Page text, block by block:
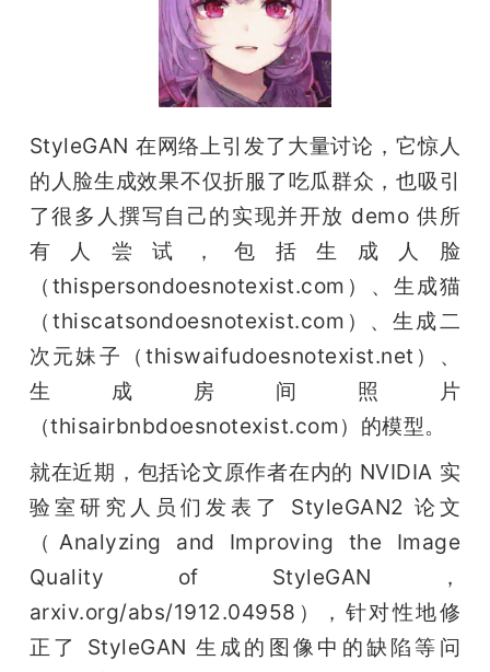
StyleGAN 在网络上引发了大量讨论，它惊人
的人脸生成效果不仅折服了吃瓜群众，也吸引
了很多人撰写自己的实现并开放 demo 供所
有人尝试，包括生成人脸
（thispersondoesnotexist.com）、生成猫
（thiscatsondoesnotexist.com）、生成二
次元妹子（thiswaifudoesnotexist.net）、
生成房间照片
（thisairbnbdoesnotexist.com）的模型。
就在近期，包括论文原作者在内的 NVIDIA 实
验室研究人员们发表了 StyleGAN2 论文
（Analyzing and Improving the Image
Quality of StyleGAN，
arxiv.org/abs/1912.04958），针对性地修
正了 StyleGAN 生成的图像中的缺陷等问